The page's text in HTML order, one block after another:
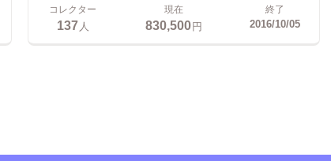
コレクター
137人
現在
830,500円
終了
2016/10/05